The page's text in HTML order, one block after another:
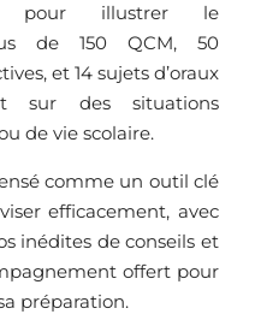
pour illustrer le
de 150 QCM, 50
et 14 sujets d’oraux
sur des situations
de vie scolaire.
comme un outil clé
efficacement, avec
inédites de conseils et
offert pour
préparation.